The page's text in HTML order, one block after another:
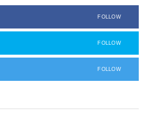
FOLLOW
FOLLOW
FOLLOW